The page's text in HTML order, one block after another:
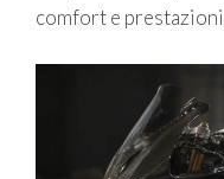
comfort e